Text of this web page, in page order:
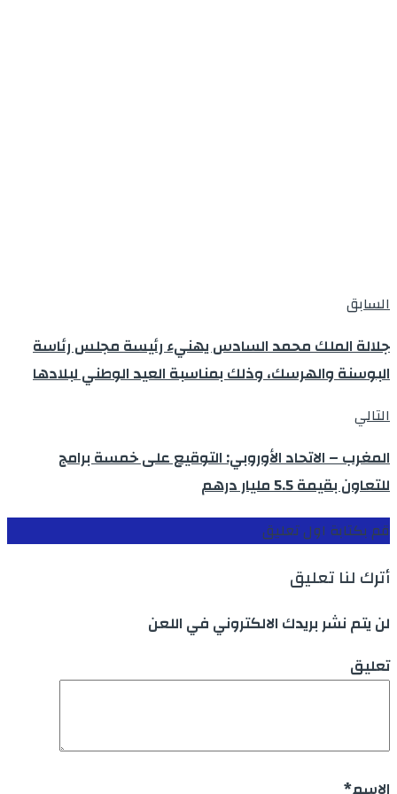
السابق
جلالة الملك محمد السادس يهنيء رئيسة مجلس رئاسة
البوسنة والهرسك، وذلك بمناسبة العيد الوطني لبلادها
التالي
المغرب – الاتحاد الأوروبي: التوقيع على خمسة برامج
للتعاون بقيمة 5.5 مليار درهم
قم بكتابة اول تعليق
أترك لنا تعليق
لن يتم نشر بريدك الالكتروني في اللعن
تعليق